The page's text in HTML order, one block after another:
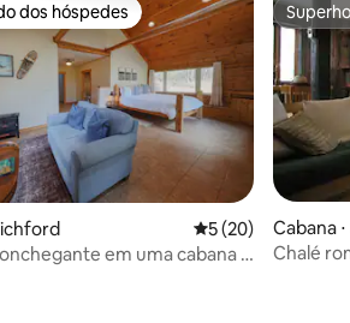
preferidos dos hóspedes
dos hóspedes
5 de uma
5 (20)
em uma cabana •
Cabana
Chalé